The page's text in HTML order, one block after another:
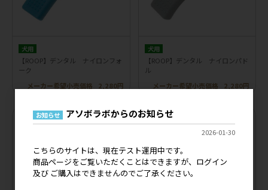
犬用
【ROOP】デンタル ナイロンフォ
ーク
メーカー希望小売価格
2,280円
犬用
【ROOP】デンタル ナイロンパド
ル
メーカー希望小売価格
2,280円
お知らせ アソボラボからのお知らせ
2026-01-30
こちらのサイトは、現在テスト運用中です。
商品ページをご覧いただくことはできますが、ログイン
及び ご購入はできませんのでご了承ください。